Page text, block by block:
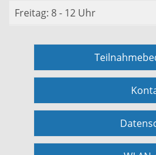
Freitag: 8 - 12 Uhr